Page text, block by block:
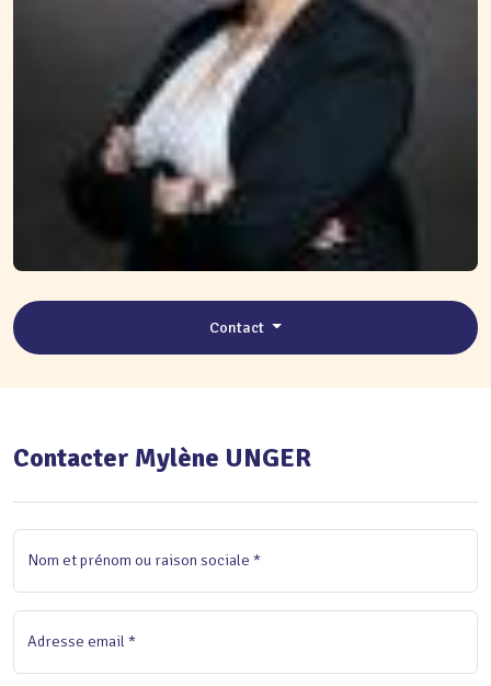
Contact
Contacter Mylène UNGER
Nom et prénom ou raison sociale *
Adresse email *